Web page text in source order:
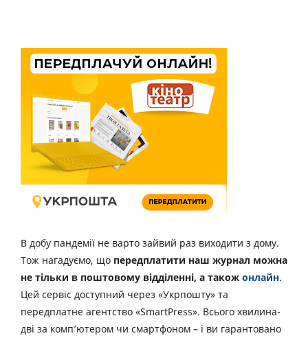
В добу пандемії не варто зайвий раз виходити з дому.
Тож нагадуємо, що передплатити наш журнал можна
не тільки в поштовому відділенні, а також онлайн.
Цей сервіс доступний через «Укрпошту» та
передплатне агентство «SmartPress». Всього хвилина-
дві за комп’ютером чи смартфоном – і ви гарантовано